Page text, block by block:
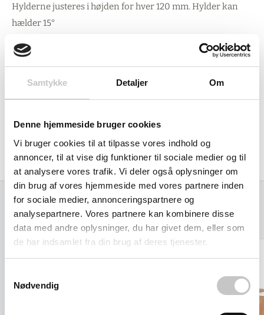
Samtykke Detaljer Om
Denne hjemmeside bruger cookies
Vi bruger cookies til at tilpasse vores indhold og
annoncer, til at vise dig funktioner til sociale medier og til
at analysere vores trafik. Vi deler også oplysninger om
din brug af vores hjemmeside med vores partnere inden
for sociale medier, annonceringspartnere og
analysepartnere. Vores partnere kan kombinere disse
data med andre oplysninger, du har givet dem, eller som
de har indsamlet fra din brug af deres tjenester.
Nødvendig
Hylderne justeres i højden for hver 120 mm. Hylder kan
hælder 15°
bæreevne pr. hylde 50 kg
Hjul størrelse: 200 mm
Produceret i Tyskland af Fetra
Relaterede varer